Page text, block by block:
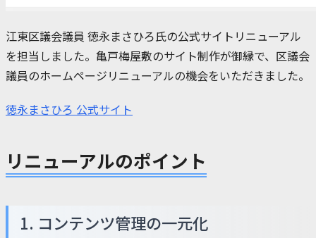
江東区議会議員 徳永まさひろ氏の公式サイトリニューアル
を担当しました。亀戸梅屋敷のサイト制作が御縁で、区議会
議員のホームページリニューアルの機会をいただきました。
徳永まさひろ 公式サイト
リニューアルのポイント
1. コンテンツ管理の一元化